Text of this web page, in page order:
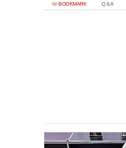
BOOKMARK Q＆A